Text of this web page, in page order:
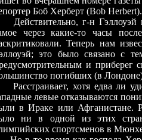
Боб Херберт (Bob Herbert).
Действительно, г-н
через какие-то часы
Теперь нам
это было связано с
и приберег
погибших (в
Расстраивает, хотя едва ли
левые отказываются
в Ираке или Афганистане.
ни в одной из этих
спортсменов в